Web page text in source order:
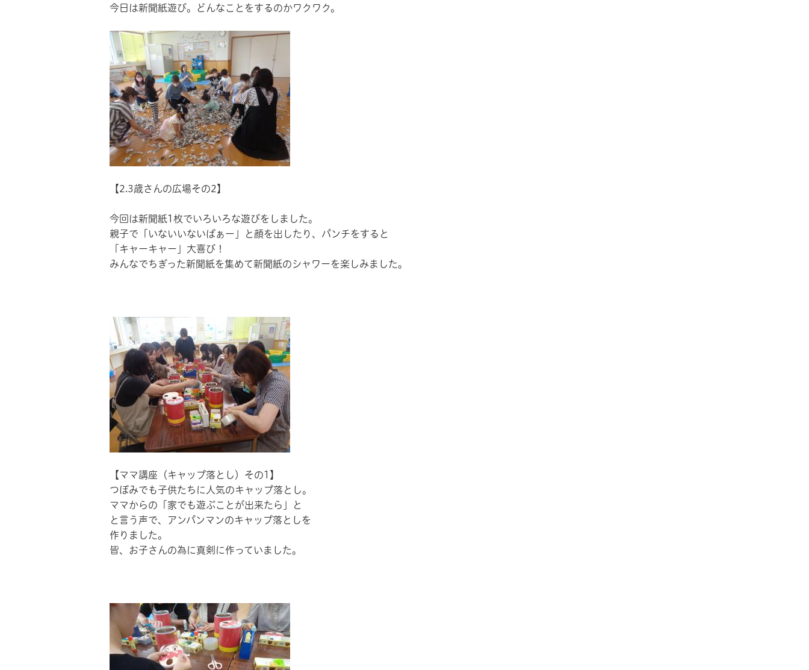
今日は新聞紙遊び。どんなことをするのかワクワク。
【2.3歳さんの広場その2】
今回は新聞紙1枚でいろいろな遊びをしました。
親子で「いないいないばぁー」と顔を出したり、パンチをすると
「キャーキャー」大喜び！
みんなでちぎった新聞紙を集めて新聞紙のシャワーを楽しみました。
【ママ講座（キャップ落とし）その1】
つぼみでも子供たちに人気のキャップ落とし。
ママからの「家でも遊ぶことが出来たら」と
と言う声で、アンパンマンのキャップ落としを
作りました。
皆、お子さんの為に真剣に作っていました。